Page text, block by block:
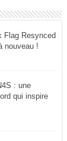
Flag Resynced
nouveau !
: une
qui inspire